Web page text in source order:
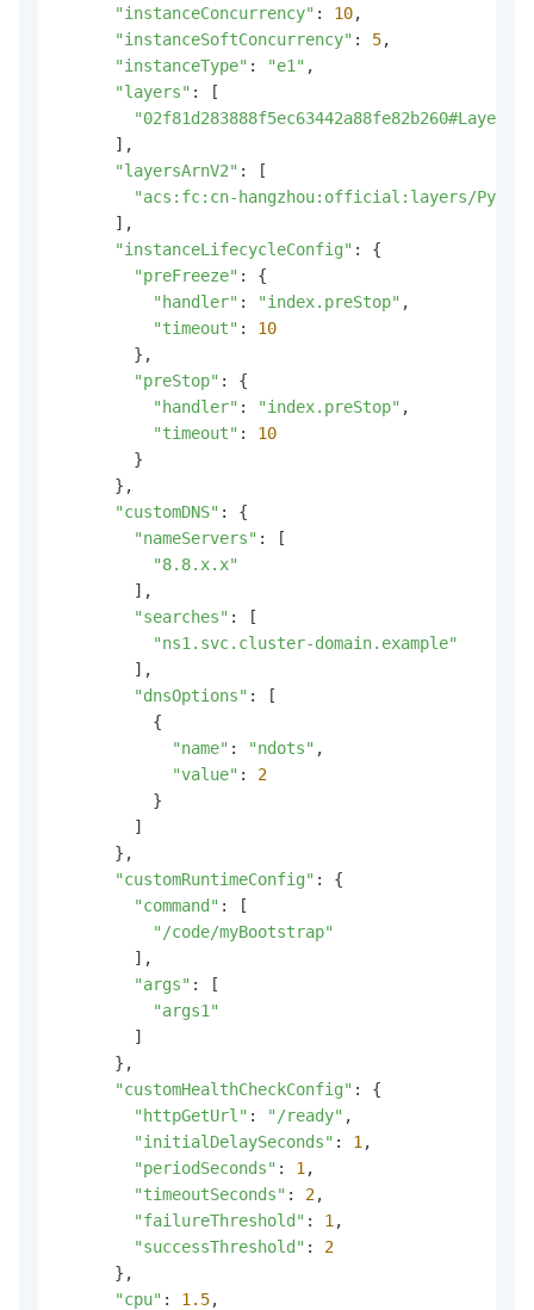
"instanceConcurrency" : 10,
"instanceSoftConcurrency" : 5,
"instanceType" : "e1" ,
"layers" : [
"02f81d283888f5ec63442a88fe82b260#Layer-
      ],
"layersArnV2" : [
"acs:fc:cn-hangzhou:official:layers/
      ],
"instanceLifecycleConfig" : {
"preFreeze" : {
"handler" : "index.preStop" ,
"timeout" : 10
        },
"preStop" : {
"handler" : "index.preStop" ,
"timeout" : 10
        }
      },
"customDNS" : {
"nameServers" : [
"8.8.x.x"
        ],
"searches" : [
"ns1.svc.cluster-domain.example"
        ],
"dnsOptions" : [
          {
"name" : "ndots" ,
"value" : 2
          }
        ]
      },
"customRuntimeConfig" : {
"command" : [
"/code/myBootstrap"
        ],
"args" : [
"args1"
        ]
      },
"customHealthCheckConfig" : {
"httpGetUrl" : "/ready" ,
"initialDelaySeconds" : 1 ,
"periodSeconds" : 1 ,
"timeoutSeconds" : 2,
"failureThreshold" : 1 ,
"successThreshold" : 2
      },
"cpu" : 1.5,